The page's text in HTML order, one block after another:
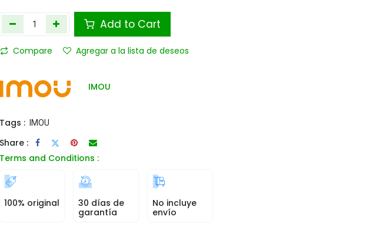
Add to Cart
Compare Agregar a la lista de deseos
IMOU
Tags : IMOU
Share :
Terms and Conditions :
100% original
30 días de
garantía
No incluye
envío